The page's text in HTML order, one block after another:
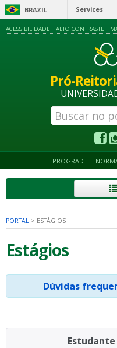
BRAZIL Services
ACESSIBILIDADE ALTO CONTRASTE
Pró-
PROGRAD
PORTAL > ESTÁGIOS
Estágios
Dúvidas